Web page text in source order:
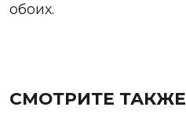
обоих.
СМОТРИТЕ ТАКЖЕ